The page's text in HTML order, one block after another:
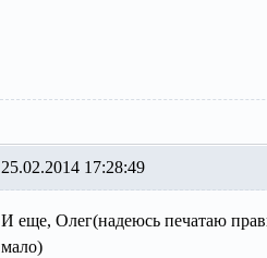
25.02.2014 17:28:49
И еще, Олег(надеюсь печатаю
мало)